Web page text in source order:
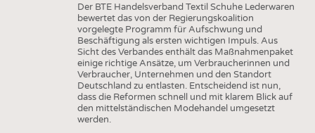
Der BTE Handelsverband Textil Schuhe Lederwaren
bewertet das von der Regierungskoalition
vorgelegte Programm für Aufschwung und
Beschäftigung als ersten wichtigen Impuls. Aus
Sicht des Verbandes enthält das Maßnahmenpaket
einige richtige Ansätze, um Verbraucherinnen und
Verbraucher, Unternehmen und den Standort
Deutschland zu entlasten. Entscheidend ist nun,
dass die Reformen schnell und mit klarem Blick auf
den mittelständischen Modehandel umgesetzt
werden.